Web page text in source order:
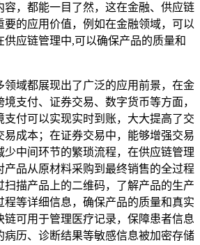
容，都能一目了然，这在金融、供应链
要的应用价值，例如在金融领域，可以
应链管理中,可以确保产品的质量和
领域都展现出了广泛的应用前景，在金
支付、证券交易、数字货币等方面，
支付可以实现实时到账，大大提高了交
易成本；在证券交易中，能够增强交易
少中间环节的繁琐流程，在供应链管理
产品从原材料采购到最终销售的全过程
扫描产品上的二维码，了解产品的生产
程等详细信息，确保产品的质量和真实
链可用于管理医疗记录，保障患者信息
病历、诊断结果等敏感信息被加密存储